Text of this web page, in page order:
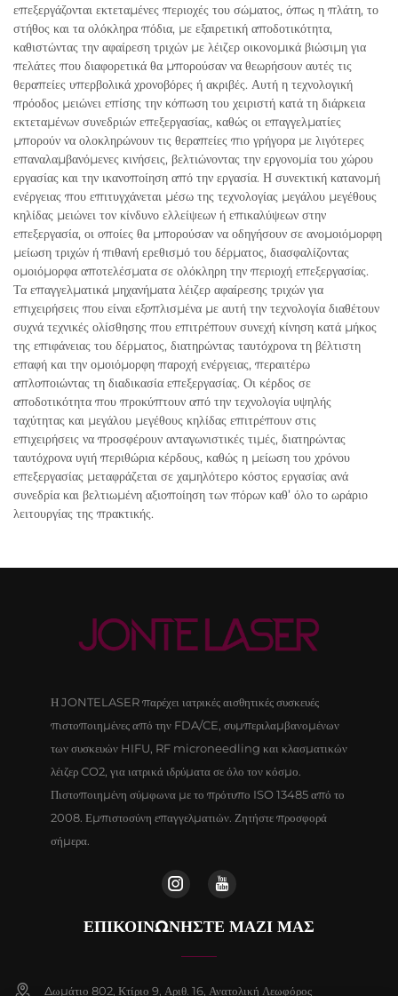
επεξεργάζονται εκτεταμένες περιοχές του σώματος, όπως η πλάτη, το
στήθος και τα ολόκληρα πόδια, με εξαιρετική αποδοτικότητα,
καθιστώντας την αφαίρεση τριχών με λέιζερ οικονομικά βιώσιμη για
πελάτες που διαφορετικά θα μπορούσαν να θεωρήσουν αυτές τις
θεραπείες υπερβολικά χρονοβόρες ή ακριβές. Αυτή η τεχνολογική
πρόοδος μειώνει επίσης την κόπωση του χειριστή κατά τη διάρκεια
εκτεταμένων συνεδριών επεξεργασίας, καθώς οι επαγγελματίες
μπορούν να ολοκληρώνουν τις θεραπείες πιο γρήγορα με λιγότερες
επαναλαμβανόμενες κινήσεις, βελτιώνοντας την εργονομία του χώρου
εργασίας και την ικανοποίηση από την εργασία. Η συνεκτική κατανομή
ενέργειας που επιτυγχάνεται μέσω της τεχνολογίας μεγάλου μεγέθους
κηλίδας μειώνει τον κίνδυνο ελλείψεων ή επικαλύψεων στην
επεξεργασία, οι οποίες θα μπορούσαν να οδηγήσουν σε ανομοιόμορφη
μείωση τριχών ή πιθανή ερεθισμό του δέρματος, διασφαλίζοντας
ομοιόμορφα αποτελέσματα σε ολόκληρη την περιοχή επεξεργασίας.
Τα επαγγελματικά μηχανήματα λέιζερ αφαίρεσης τριχών για
επιχειρήσεις που είναι εξοπλισμένα με αυτή την τεχνολογία διαθέτουν
συχνά τεχνικές ολίσθησης που επιτρέπουν συνεχή κίνηση κατά μήκος
της επιφάνειας του δέρματος, διατηρώντας ταυτόχρονα τη βέλτιστη
επαφή και την ομοιόμορφη παροχή ενέργειας, περαιτέρω
απλοποιώντας τη διαδικασία επεξεργασίας. Οι κέρδος σε
αποδοτικότητα που προκύπτουν από την τεχνολογία υψηλής
ταχύτητας και μεγάλου μεγέθους κηλίδας επιτρέπουν στις
επιχειρήσεις να προσφέρουν ανταγωνιστικές τιμές, διατηρώντας
ταυτόχρονα υγιή περιθώρια κέρδους, καθώς η μείωση του χρόνου
επεξεργασίας μεταφράζεται σε χαμηλότερο κόστος εργασίας ανά
συνεδρία και βελτιωμένη αξιοποίηση των πόρων καθ’ όλο το ωράριο
λειτουργίας της πρακτικής.
Η JONTELASER παρέχει ιατρικές αισθητικές συσκευές
πιστοποιημένες από την FDA/CE, συμπεριλαμβανομένων
των συσκευών HIFU, RF microneedling και κλασματικών
λέιζερ CO2, για ιατρικά ιδρύματα σε όλο τον κόσμο.
Πιστοποιημένη σύμφωνα με το πρότυπο ISO 13485 από το
2008. Εμπιστοσύνη επαγγελματιών. Ζητήστε προσφορά
σήμερα.
ΕΠΙΚΟΙΝΩΝΉΣΤΕ ΜΑΖΊ ΜΑΣ
Δωμάτιο 802, Κτίριο 9, Αριθ. 16, Ανατολική Λεωφόρος